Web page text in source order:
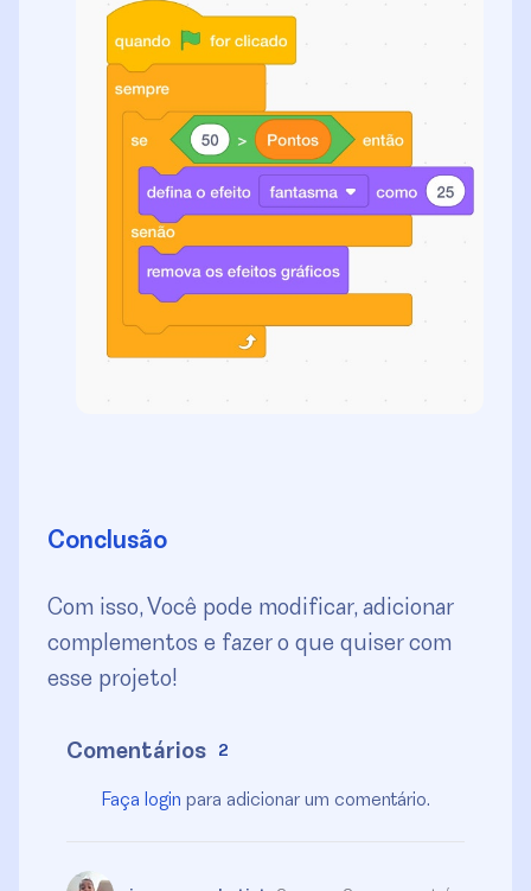
Conclusão
Com isso, Você pode modificar, adicionar
complementos e fazer o que quiser com
esse projeto!
Comentários 2
Faça login para adicionar um comentário.